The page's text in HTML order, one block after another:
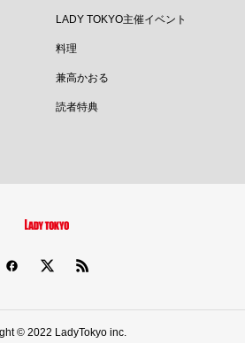
LADY TOKYO主催イベント
料理
兼高かおる
読者特典
© 2022 LadyTokyo inc.